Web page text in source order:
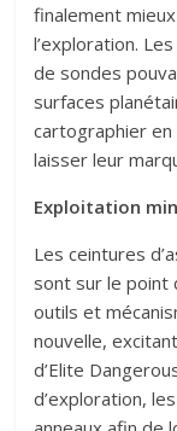
finalement
l’exploration.
de sondes
surfaces
cartographier
laisser leur
Exploitation
Les ceintures
sont sur le point
outils et
nouvelle,
d’Elite
d’exploration,